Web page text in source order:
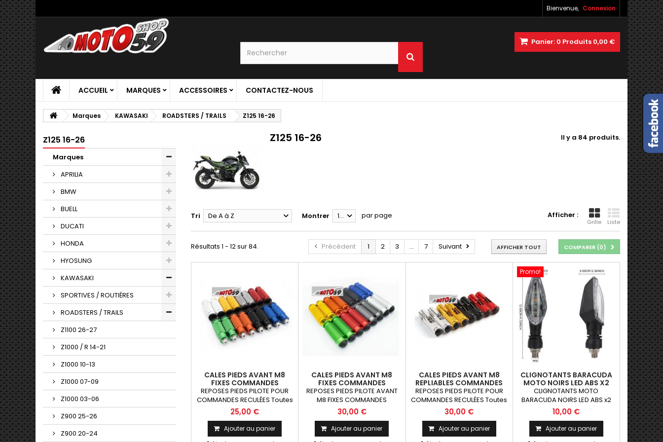
Bienvenue, Connexion
Panier: 0 Produits 0,00 €
ACCUEIL MARQUES ACCESSOIRES CONTACTEZ-NOUS
Marques KAWASAKI ROADSTERS / TRAILS Z125 16-26
Z125 16-26
Marques
APRILIA
BMW
BUELL
DUCATI
HONDA
HYOSUNG
KAWASAKI
SPORTIVES / ROUTIÉRES
ROADSTERS / TRAILS
Z1100 26-27
Z1000 / R 14-21
Z1000 10-13
Z1000 07-09
Z1000 03-06
Z900 25-26
Z900 20-24
Z125 16-26 Il y a 84 produits.
Afficher :
Grille Liste
Tri De A à Z Montrer 12 par page
COMPARER (0)
Précédent 1 2 3 ... 7 Suivant AFFICHER TOUT
Résultats 1 - 12 sur 84.
CALES PIEDS AVANT M8
FIXES COMMANDES
RECULÉES 8MM
REPOSES PIEDS PILOTE POUR
COMMANDES RECULÉES Toutes
motos de piste ayant des
commandes reculées La Paire
25,00 €
Ajouter au panier
CALES PIEDS AVANT M8
FIXES COMMANDES
RECULÉES FULL GRIP 8MM
REPOSES PIEDS PILOTE AVANT
M8 FIXES COMMANDES
RECULÉES FULL GRIP 8mm La
Paire
30,00 €
Ajouter au panier
CALES PIEDS AVANT M8
REPLIABLES COMMANDES
RECULÉES 8MM
REPOSES PIEDS PILOTE POUR
COMMANDES RECULÉES Toutes
motos de piste ayant des
commandes reculées 8mm La
Paire
30,00 €
Ajouter au panier
Promo!
CLIGNOTANTS BARACUDA
MOTO NOIRS LED ABS X2
CLIGNOTANTS MOTO
BARACUDA NOIRS LED ABS x2
Paire de clignotants universels
qui peuvent être adaptables
sur toutes motos ou scooters
10,00 €
Ajouter au panier